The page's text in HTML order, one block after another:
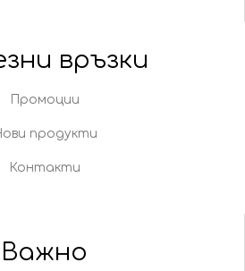
връзки
Промоции
продукти
Контакти
Важно